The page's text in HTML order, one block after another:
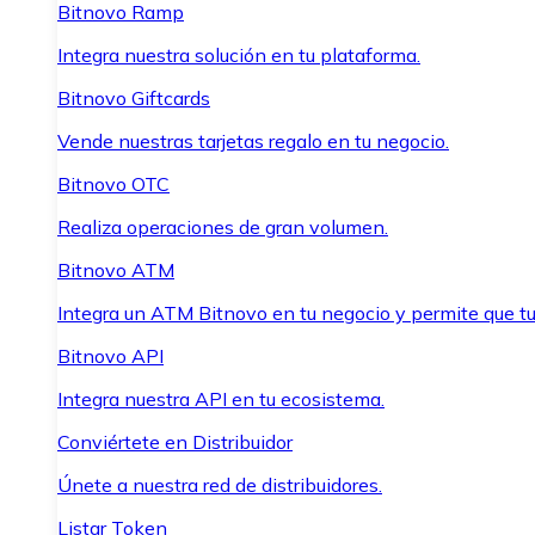
Bitnovo Ramp
Integra nuestra solución en tu plataforma.
Bitnovo Giftcards
Vende nuestras tarjetas regalo en tu negocio.
Bitnovo OTC
Realiza operaciones de gran volumen.
Bitnovo ATM
Integra un ATM Bitnovo en tu negocio y permite que
Bitnovo API
Integra nuestra API en tu ecosistema.
Conviértete en Distribuidor
Únete a nuestra red de distribuidores.
Listar Token